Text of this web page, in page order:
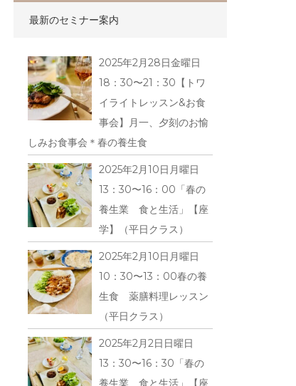
最新のセミナー案内
2025年2月28日金曜日
18：30〜21：30【トワ
イライトレッスン&お食
事会】月一、夕刻のお愉
しみお食事会＊春の養生食
2025年2月10日月曜日
13：30〜16：00「春の
養生業 食と生活」【座
学】（平日クラス）
2025年2月10日月曜日
10：30〜13：00春の養
生食 薬膳料理レッスン
（平日クラス）
2025年2月2日日曜日
13：30〜16：30「春の
養生業 食と生活」【座